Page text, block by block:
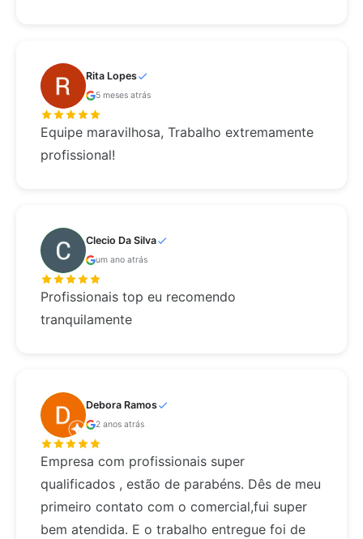
Rita Lopes
5 meses atrás
Equipe maravilhosa, Trabalho extremamente
profissional!
Clecio Da Silva
um ano atrás
Profissionais top eu recomendo
tranquilamente
Debora Ramos
2 anos atrás
Empresa com profissionais super
qualificados , estão de parabéns. Dês de meu
primeiro contato com o comercial,fui super
bem atendida. E o trabalho entregue foi de